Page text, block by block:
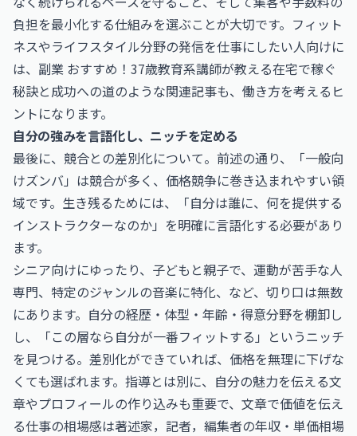
負担を最小化する仕組みを選ぶことが大切です。フィット
ネスやライフスタイル分野の発信を仕事にしたい人向けに
は、 副業 おすすめ！37歳教育系講師が教える在宅で稼ぐ
秘訣と成功への道のような関連記事も、働き方を考えるヒ
ントになります。
自分の強みを言語化し、ニッチを定める
最後に、競合との差別化について。前述の通り、「一般向
けズンバ」は競合が多く、価格競争に巻き込まれやすい領
域です。生き残るためには、「自分は誰に、何を提供する
インストラクターなのか」を明確に言語化する必要があり
ます。
シニア向けにゆったり、子どもと親子で、運動が苦手な人
専門、特定のジャンルの音楽に特化、など、切り口は無数
にあります。自分の経歴・体型・年齢・得意分野を棚卸し
し、「この層なら自分が一番フィットする」というニッチ
を見つける。差別化ができていれば、価格を無理に下げな
くても選ばれます。指導とは別に、自分の魅力を伝える文
章やプロフィールの作り込みも重要で、文章で価値を伝え
る仕事の相場感は著述家，記者，編集者の年収・単価相場